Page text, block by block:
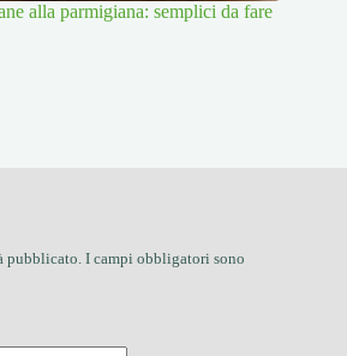
alla parmigiana: semplici da fare
pubblicato. I campi obbligatori sono